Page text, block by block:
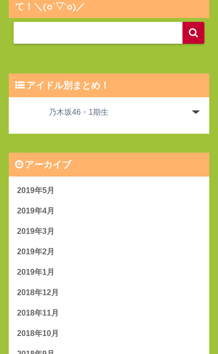
て！＼(o´▽`o)／
アイドル別まとめ！
アーカイブ
2019年5月
2019年4月
2019年3月
2019年2月
2019年1月
2018年12月
2018年11月
2018年10月